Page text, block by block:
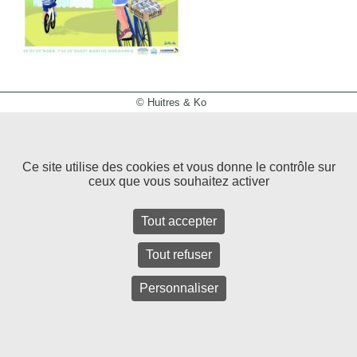
© Huitres & Ko
Ce site utilise des cookies et vous donne le contrôle sur
ceux que vous souhaitez activer
Tout accepter
Tout refuser
Personnaliser